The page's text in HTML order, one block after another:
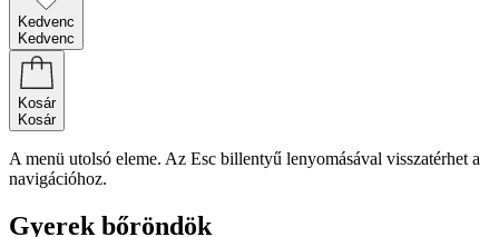
Kedvenc
Kedvenc
Kosár
Kosár
A menü utolsó eleme. Az Esc billentyű lenyomásával visszatérhet a
navigációhoz.
Gyerek bőröndök